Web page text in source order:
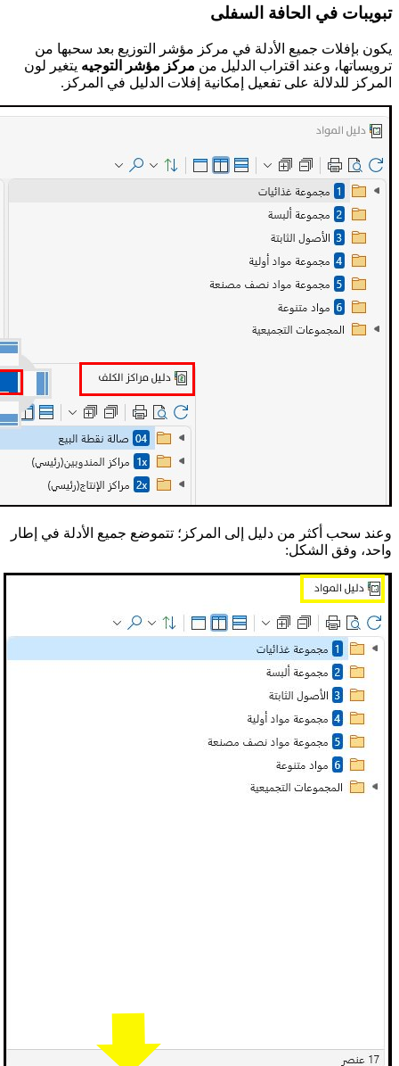
تبويبات في الحافة السفلى
يكون بإفلات جميع الأدلة في مركز مؤشر التوزيع بعد سحبها من
ترويساتها، وعند اقتراب الدليل من مركز مؤشر التوجيه يتغير لون
المركز للدلالة على تفعيل إمكانية إفلات الدليل في المركز.
وعند سحب أكثر من دليل إلى المركز؛ تتموضع جميع الأدلة في إطار
واحد، وفق الشكل: